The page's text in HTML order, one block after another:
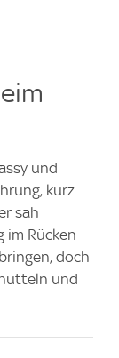
und
kurz
sah
im Rücken
doch
und